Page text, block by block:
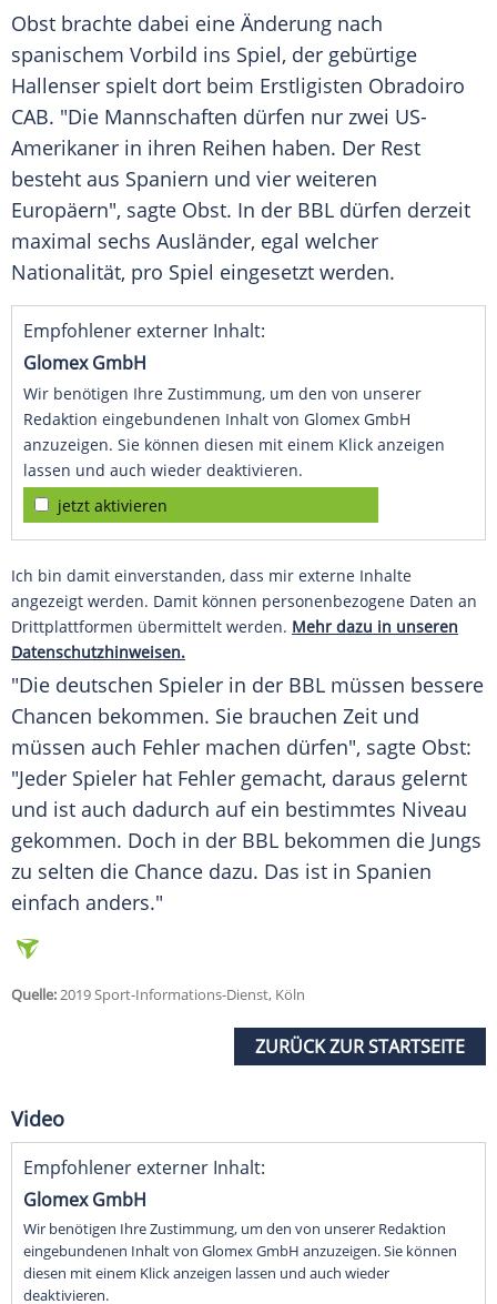
Obst brachte dabei eine Änderung nach
spanischem Vorbild ins Spiel, der gebürtige
Hallenser spielt dort beim Erstligisten Obradoiro
CAB. "Die Mannschaften dürfen nur zwei US-
Amerikaner in ihren Reihen haben. Der Rest
besteht aus Spaniern und vier weiteren
Europäern", sagte Obst. In der BBL dürfen derzeit
maximal sechs Ausländer, egal welcher
Nationalität, pro Spiel eingesetzt werden.
Empfohlener externer Inhalt:
Glomex GmbH
Wir benötigen Ihre Zustimmung, um den von unserer
Redaktion eingebundenen Inhalt von Glomex GmbH
anzuzeigen. Sie können diesen mit einem Klick anzeigen
lassen und auch wieder deaktivieren.
jetzt aktivieren
Ich bin damit einverstanden, dass mir externe Inhalte
angezeigt werden. Damit können personenbezogene Daten an
Drittplattformen übermittelt werden. Mehr dazu in unseren
Datenschutzhinweisen.
"Die deutschen Spieler in der BBL müssen bessere
Chancen bekommen. Sie brauchen Zeit und
müssen auch Fehler machen dürfen", sagte Obst:
"Jeder Spieler hat Fehler gemacht, daraus gelernt
und ist auch dadurch auf ein bestimmtes Niveau
gekommen. Doch in der BBL bekommen die Jungs
zu selten die Chance dazu. Das ist in Spanien
einfach anders."
Quelle:2019 Sport-Informations-Dienst, Köln
ZURÜCK ZUR STARTSEITE
Video
Empfohlener externer Inhalt:
Glomex GmbH
Wir benötigen Ihre Zustimmung, um den von unserer Redaktion
eingebundenen Inhalt von Glomex GmbH anzuzeigen. Sie können
diesen mit einem Klick anzeigen lassen und auch wieder
deaktivieren.